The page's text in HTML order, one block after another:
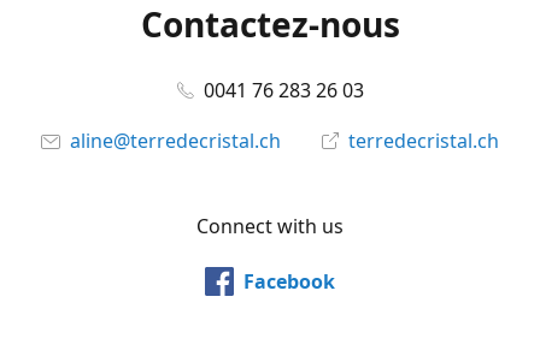
Contactez-nous
0041 76 283 26 03
aline@terredecristal.ch
terredecristal.ch
Connect with us
Facebook